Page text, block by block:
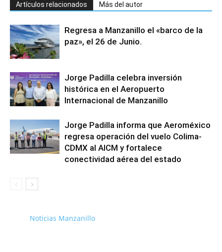
Artículos relacionados Más del autor
Regresa a Manzanillo el «barco de la
paz», el 26 de Junio.
Jorge Padilla celebra inversión
histórica en el Aeropuerto
Internacional de Manzanillo
Jorge Padilla informa que Aeroméxico
regresa operación del vuelo Colima-
CDMX al AICM y fortalece
conectividad aérea del estado
Noticias Manzanillo